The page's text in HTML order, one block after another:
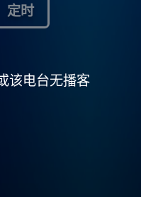
定时
该电台无播客